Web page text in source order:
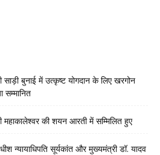
साड़ी बुनाई में उत्कृष्ट योगदान के लिए खरगोन
महाकालेश्‍वर की शयन आरती में सम्मिलित हुए
न्यायाधिपति सूर्यकांत और मुख्यमंत्री डॉ. यादव